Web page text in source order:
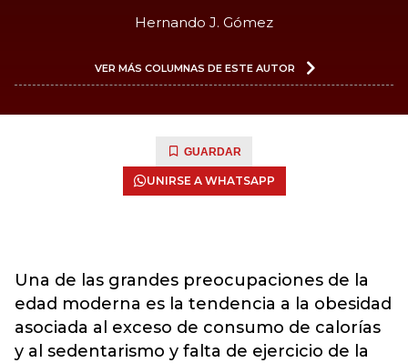
Hernando J. Gómez
VER MÁS COLUMNAS DE ESTE AUTOR
GUARDAR
UNIRSE A WHATSAPP
Una de las grandes preocupaciones de la
edad moderna es la tendencia a la obesidad
asociada al exceso de consumo de calorías
y al sedentarismo y falta de ejercicio de la